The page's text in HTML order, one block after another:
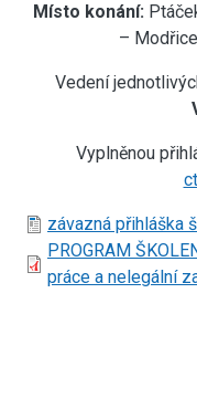
Místo konání:
–
Vedení
Vyplněnou
Document
závazná přihláška
Document
PROGRAM
práce a nelegální